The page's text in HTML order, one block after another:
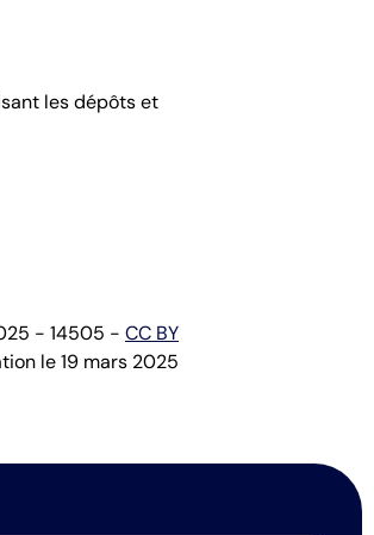
les dépôts et
- 14505 - CC BY
le 19 mars 2025